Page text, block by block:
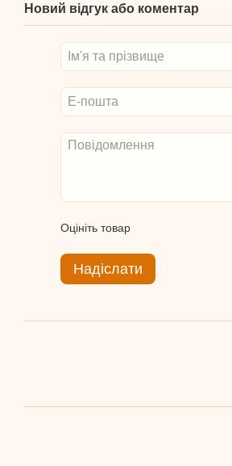
Новий відгук або коментар
Оцініть товар
Надіслати